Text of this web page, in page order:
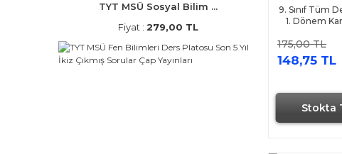
TYT MSÜ Sosyal Bilim ...
Fiyat : 279,00 TL
Stokta
9. Sınıf Tüm
1. Dönem
175,00 TL
148,75 TL